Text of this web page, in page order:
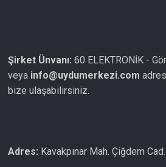
Şirket Ünvanı: 60 ELEKTRONİK -
veya info@uydumerkezi.com
bize ulaşabilirsiniz.
Adres: Kavakpınar Mah. Çiğdem